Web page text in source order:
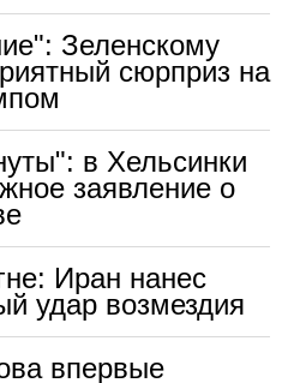
Зеленскому
сюрприз на
в Хельсинки
заявление о
Иран нанес
удар возмездия
впервые